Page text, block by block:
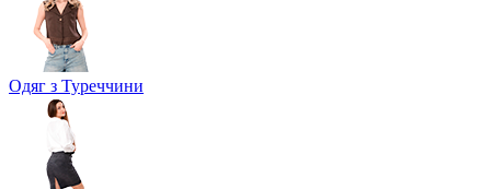
Одяг з Туреччини